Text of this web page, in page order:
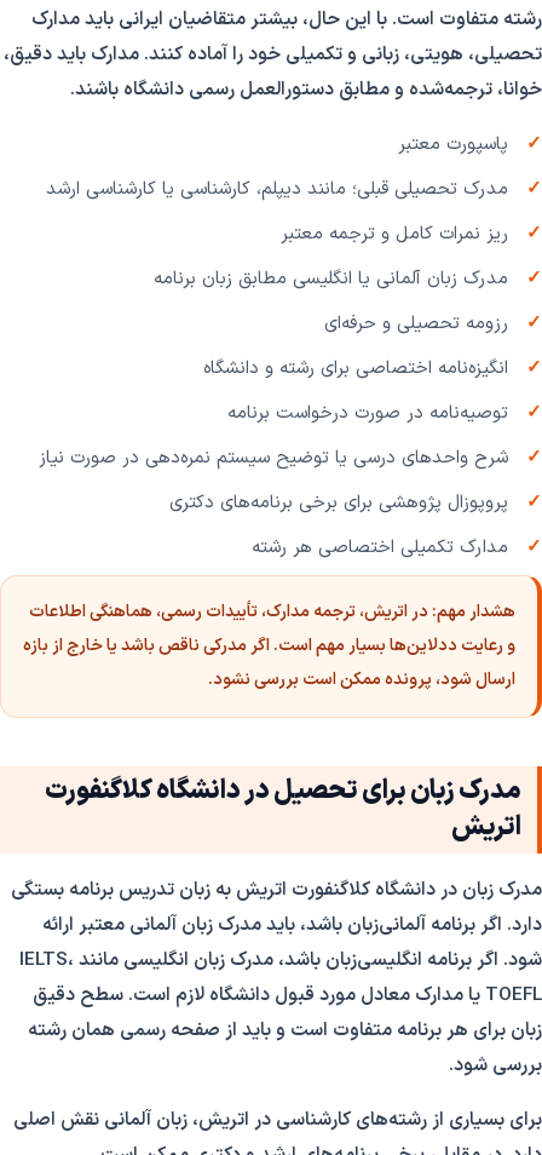
رشته متفاوت است. با این حال، بیشتر متقاضیان ایرانی باید مدارک
تحصیلی، هویتی، زبانی و تکمیلی خود را آماده کنند. مدارک باید دقیق،
خوانا، ترجمه‌شده و مطابق دستورالعمل رسمی دانشگاه باشند.
پاسپورت معتبر
مدرک تحصیلی قبلی؛ مانند دیپلم، کارشناسی یا کارشناسی ارشد
ریز نمرات کامل و ترجمه معتبر
مدرک زبان آلمانی یا انگلیسی مطابق زبان برنامه
رزومه تحصیلی و حرفه‌ای
انگیزه‌نامه اختصاصی برای رشته و دانشگاه
توصیه‌نامه در صورت درخواست برنامه
شرح واحدهای درسی یا توضیح سیستم نمره‌دهی در صورت نیاز
پروپوزال پژوهشی برای برخی برنامه‌های دکتری
مدارک تکمیلی اختصاصی هر رشته
هشدار مهم: در اتریش، ترجمه مدارک، تأییدات رسمی، هماهنگی اطلاعات
و رعایت ددلاین‌ها بسیار مهم است. اگر مدرکی ناقص باشد یا خارج از بازه
ارسال شود، پرونده ممکن است بررسی نشود.
مدرک زبان برای تحصیل در دانشگاه کلاگنفورت
اتریش
مدرک زبان در دانشگاه کلاگنفورت اتریش به زبان تدریس برنامه بستگی
دارد. اگر برنامه آلمانی‌زبان باشد، باید مدرک زبان آلمانی معتبر ارائه
شود. اگر برنامه انگلیسی‌زبان باشد، مدرک زبان انگلیسی مانند IELTS،
TOEFL یا مدارک معادل مورد قبول دانشگاه لازم است. سطح دقیق
زبان برای هر برنامه متفاوت است و باید از صفحه رسمی همان رشته
بررسی شود.
برای بسیاری از رشته‌های کارشناسی در اتریش، زبان آلمانی نقش اصلی